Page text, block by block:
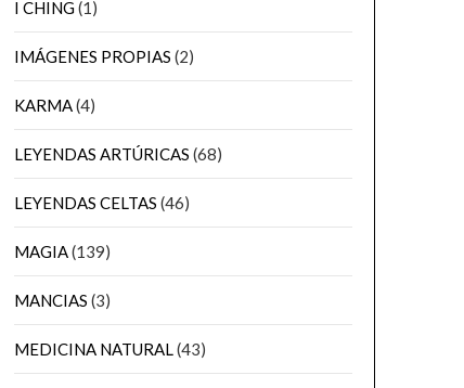
I CHING(1)
IMÁGENES PROPIAS (2)
KARMA(4)
LEYENDAS ARTÚRICAS (68)
LEYENDAS CELTAS (46)
MAGIA(139)
MANCIAS (3)
MEDICINA NATURAL(43)